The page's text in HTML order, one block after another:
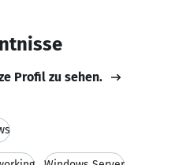
Profil zu sehen.